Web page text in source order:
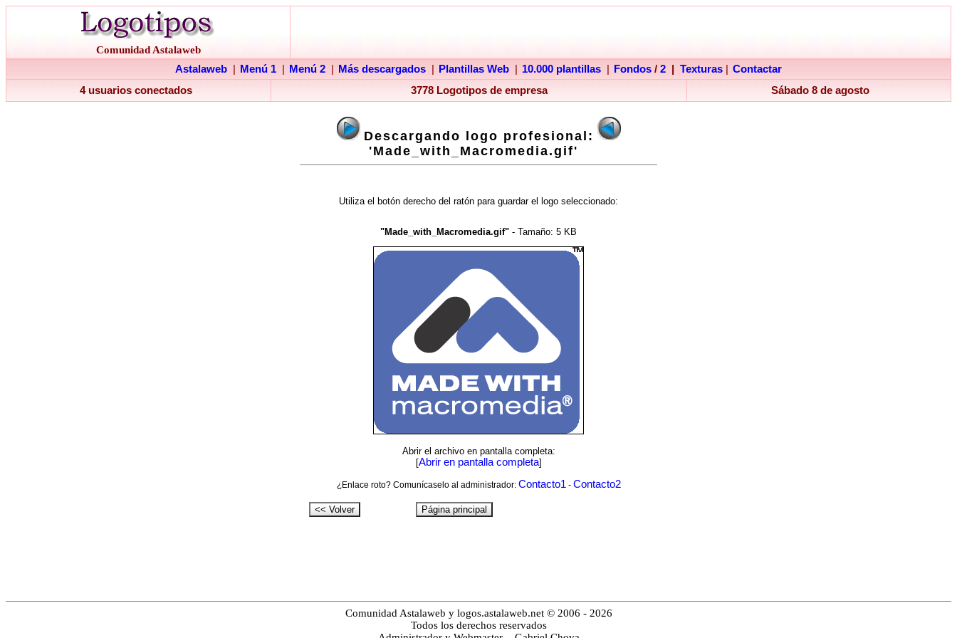
Comunidad Astalaweb
Astalaweb
Menú 1 Menú 2 Más descargados Plantillas Web 10.000 plantillas Fondos / 2 Texturas
Contactar
4 usuarios conectados
3778 Logotipos de empresa Sábado 8 de agosto
Descargando logo profesional:
'Made_with_Macromedia.gif'
Utiliza el botón derecho del ratón para guardar el logo seleccionado:
"Made_with_Macromedia.gif" - Tamaño: 5 KB
Abrir el archivo en pantalla completa:
[Abrir en pantalla completa]
¿Enlace roto? Comunícaselo al administrador: Contacto1- Contacto2
Comunidad Astalaweb y logos.astalaweb.net © 2006 - 2026
Todos los derechos reservados